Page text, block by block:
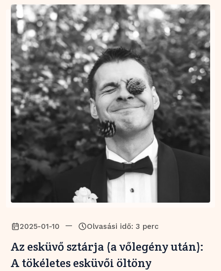
2025-01-10 — Olvasási idő: 3 perc
Az esküvő sztárja (a vőlegény után):
A tökéletes esküvői öltöny